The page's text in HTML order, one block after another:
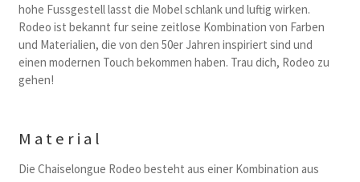
hohe Fussgestell lasst die Mobel schlank und luftig wirken.
Rodeo ist bekannt fur seine zeitlose Kombination von Farben
und Materialien, die von den 50er Jahren inspiriert sind und
einen modernen Touch bekommen haben. Trau dich, Rodeo zu
gehen!
Material
Die Chaiselongue Rodeo besteht aus einer Kombination aus